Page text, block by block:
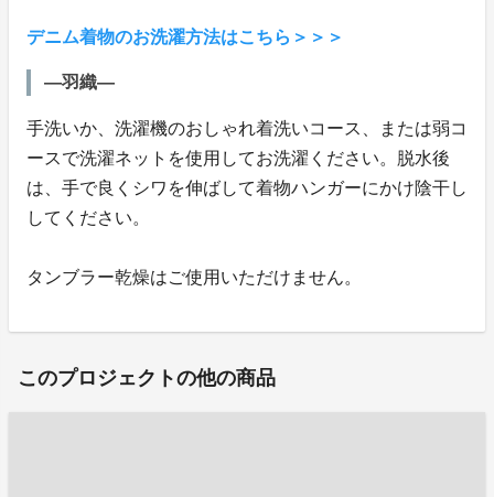
デニム着物のお洗濯方法はこちら＞＞＞
―羽織―
手洗いか、洗濯機のおしゃれ着洗いコース、または弱コ
ースで洗濯ネットを使用してお洗濯ください。脱水後
は、手で良くシワを伸ばして着物ハンガーにかけ陰干し
してください。
タンブラー乾燥はご使用いただけません。
このプロジェクトの他の商品